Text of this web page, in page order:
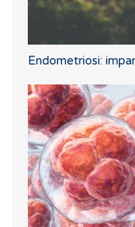
Endometriosi: